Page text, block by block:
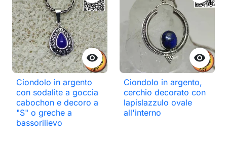

Ciondolo in argento
con sodalite a goccia
cabochon e decoro a
"S" o greche a
bassorilievo

Ciondolo in argento,
cerchio decorato con
lapislazzulo ovale
all'interno